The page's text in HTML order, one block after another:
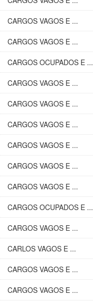
CARGOS VAGOS E ...
CARGOS VAGOS E ...
CARGOS OCUPADOS E ...
CARGOS VAGOS E ...
CARGOS VAGOS E ...
CARGOS VAGOS E ...
CARGOS VAGOS E ...
CARGOS VAGOS E ...
CARGOS VAGOS E ...
CARGOS OCUPADOS E ...
CARGOS VAGOS E ...
CARLOS VAGOS E ...
CARGOS VAGOS E ...
CARGOS VAGOS E ...